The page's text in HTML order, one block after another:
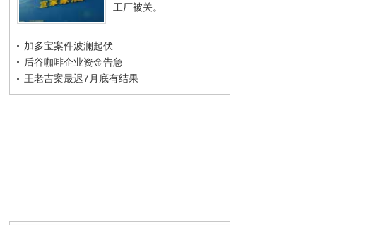
工厂被关。
加多宝案件波澜起伏
后谷咖啡企业资金告急
王老吉案最迟7月底有结果